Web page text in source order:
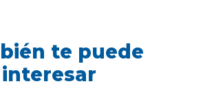
te puede
interesar